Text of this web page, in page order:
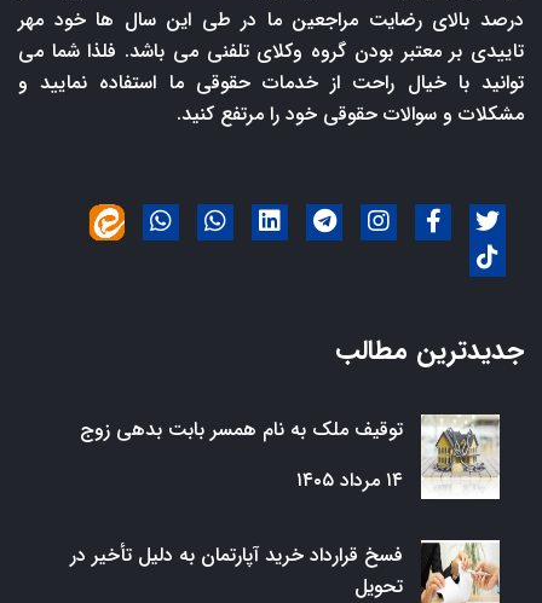
درصد بالای رضایت مراجعین ما در طی این سال ها خود مهر
تاییدی بر معتبر بودن گروه وکلای تلفنی می باشد. فلذا شما می
توانید با خیال راحت از خدمات حقوقی ما استفاده نمایید و
مشکلات و سوالات حقوقی خود را مرتفع کنید.
جدیدترین مطالب
توقیف ملک به نام همسر بابت بدهی زوج
۱۴ مرداد ۱۴۰۵
فسخ قرارداد خرید آپارتمان به دلیل تأخیر در
تحویل